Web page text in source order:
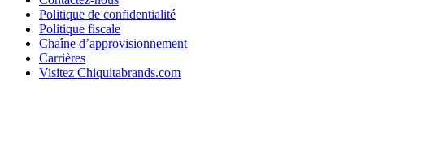
Politique de confidentialité
Politique fiscale
Chaîne d’approvisionnement
Carrières
Visitez Chiquitabrands.com